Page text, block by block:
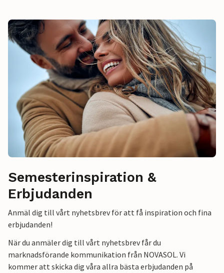
Semesterinspiration &
Erbjudanden
Anmäl dig till vårt nyhetsbrev för att få inspiration och fina
erbjudanden!
När du anmäler dig till vårt nyhetsbrev får du
marknadsförande kommunikation från NOVASOL. Vi
kommer att skicka dig våra allra bästa erbjudanden på